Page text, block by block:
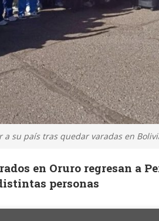
su país tras quedar varadas en
en Oruro regresan a
personas